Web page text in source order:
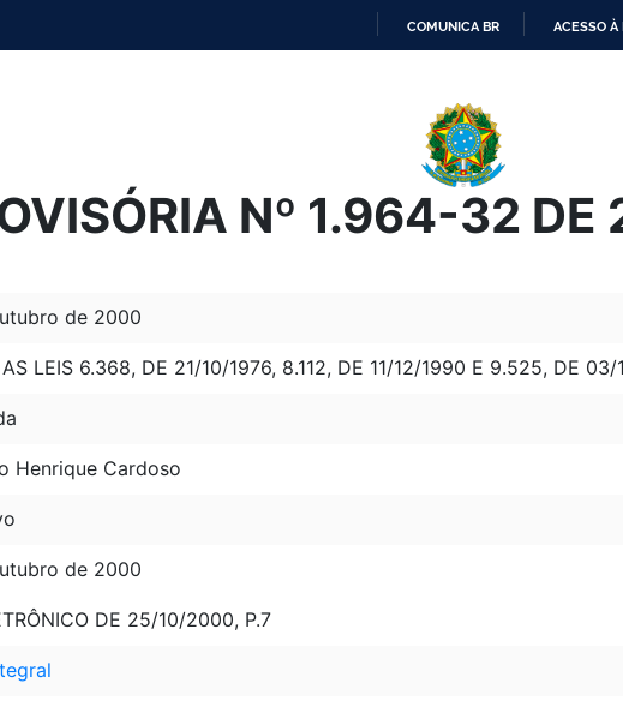
O
CONTEÚDO
COMUNICA BR ACESSO À
Nº 1.964-32
de 2000
AS LEIS 6.368, DE 21/10/1976, 8.112, DE 11/12/1990 E 9.525, DE 03/
Henrique Cardoso
de 2000
DE 25/10/2000, P.7